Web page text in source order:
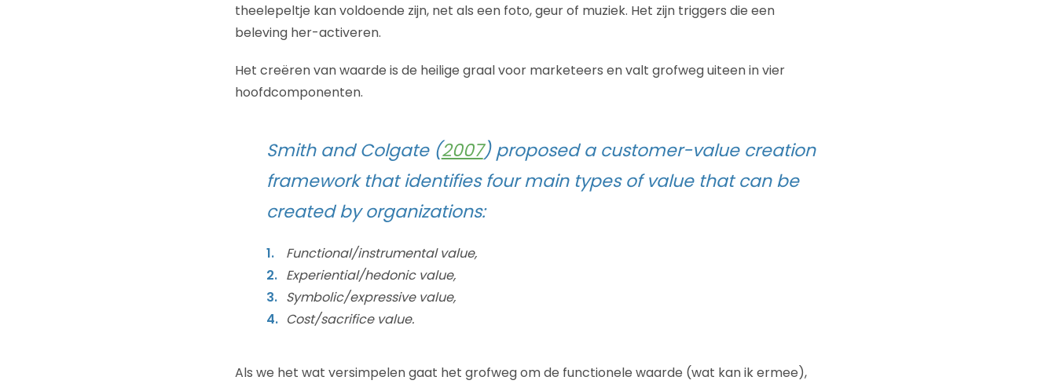
theelepeltje kan voldoende zijn, net als een foto, geur of muziek. Het zijn triggers die een
beleving her-activeren.
Het creëren van waarde is de heilige graal voor marketeers en valt grofweg uiteen in vier
hoofdcomponenten.
Smith and Colgate (2007) proposed a customer-value creation
framework that identifies four main types of value that can be
created by organizations:
Functional/instrumental value,
Experiential/hedonic value,
Symbolic/expressive value,
Cost/sacrifice value.
Als we het wat versimpelen gaat het grofweg om de functionele waarde (wat kan ik ermee),